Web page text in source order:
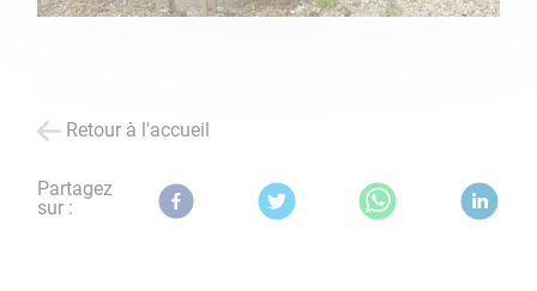
Retour à l'accueil
Partagez
sur :